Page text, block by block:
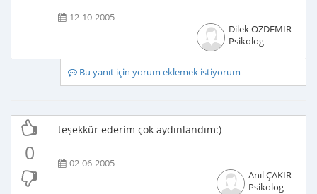
12-10-2005
Dilek ÖZDEMİR
Psikolog
Bu yanıt için yorum eklemek istiyorum
0
teşekkür ederim çok aydınlandım:)
02-06-2005
Anıl ÇAKIR
Psikolog